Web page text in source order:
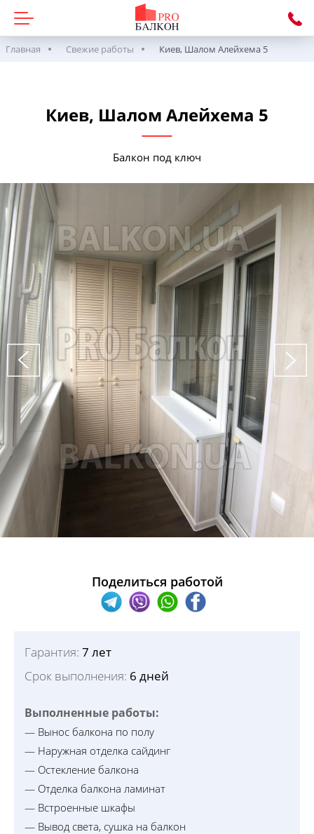
Главная Свежие работы Киев, Шалом Алейхема 5
Киев, Шалом Алейхема 5
Балкон под ключ
Поделиться работой
Гарантия: 7 лет
Срок выполнения: 6 дней
Выполненные работы:
— Вынос балкона по полу
— Наружная отделка сайдинг
— Остекление балкона
— Отделка балкона ламинат
— Встроенные шкафы
— Вывод света, сушка на балкон